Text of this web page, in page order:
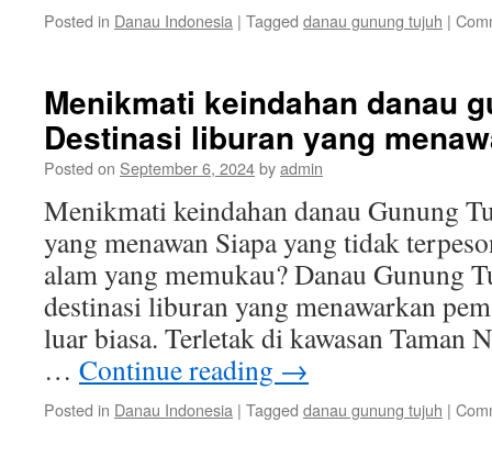
Posted in Danau Indonesia | Tagged danau gunung tujuh |
Menikmati keindahan danau
Destinasi liburan yang
Posted on September 6, 2024byadmin
Menikmati keindahan danau Gunung
yang menawan Siapa yang tidak
alam yang memukau? Danau Gunung
destinasi liburan yang menawarkan
luar biasa. Terletak di kawasan Taman
… Continue reading →
Posted in Danau Indonesia | Tagged danau gunung tujuh |